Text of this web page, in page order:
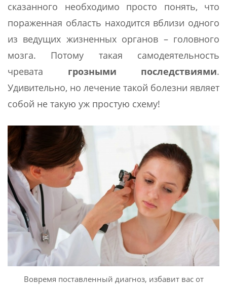
сказанного необходимо просто понять, что
пораженная область находится вблизи одного
из ведущих жизненных органов – головного
мозга. Потому такая самодеятельность
чревата грозными последствиями.
Удивительно, но лечение такой болезни являет
собой не такую уж простую схему!
Вовремя поставленный диагноз, избавит вас от